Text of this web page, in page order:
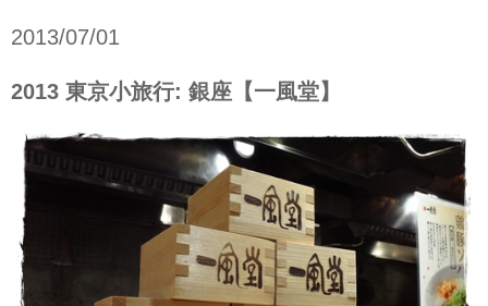
2013/07/01
2013 東京小旅行: 銀座【一風堂】